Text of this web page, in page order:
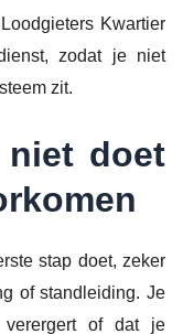
Kwartier
zodat je niet
zit.
doet
stap doet, zeker
of standleiding. Je
of dat je